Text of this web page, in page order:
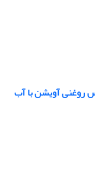
روغنی آویشن با آب